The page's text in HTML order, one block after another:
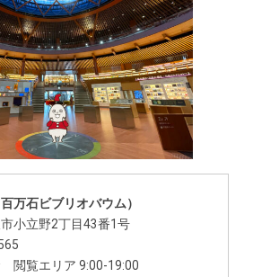
万石ビブリオバウム）
小立野2丁目43番1号
閲覧エリア 9:00-19:00